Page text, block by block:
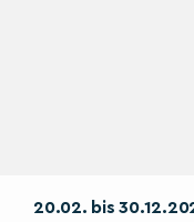
20.02. bis